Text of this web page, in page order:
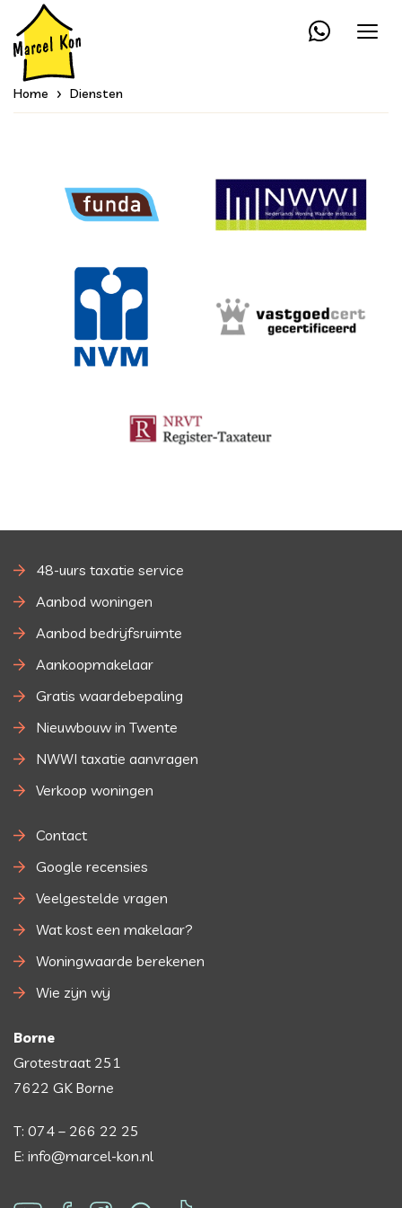
Home Diensten
48-uurs taxatie service
Aanbod woningen
Aanbod bedrijfsruimte
Aankoopmakelaar
Gratis waardebepaling
Nieuwbouw in Twente
NWWI taxatie aanvragen
Verkoop woningen
Contact
Google recensies
Veelgestelde vragen
Wat kost een makelaar?
Woningwaarde berekenen
Wie zijn wij
Borne
Grotestraat 251
7622 GK Borne
T: 074 – 266 22 25
E: info@marcel-kon.nl